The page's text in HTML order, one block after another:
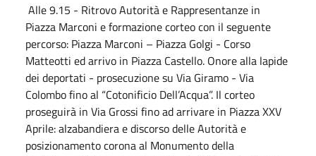
Alle 9.15 - Ritrovo Autorità e Rappresentanze in
Piazza Marconi e formazione corteo con il seguente
percorso: Piazza Marconi – Piazza Golgi - Corso
Matteotti ed arrivo in Piazza Castello. Onore alla lapide
dei deportati - prosecuzione su Via Giramo - Via
Colombo fino al “Cotonificio Dell’Acqua”. Il corteo
proseguirà in Via Grossi fino ad arrivare in Piazza XXV
Aprile: alzabandiera e discorso delle Autorità e
posizionamento corona al Monumento della